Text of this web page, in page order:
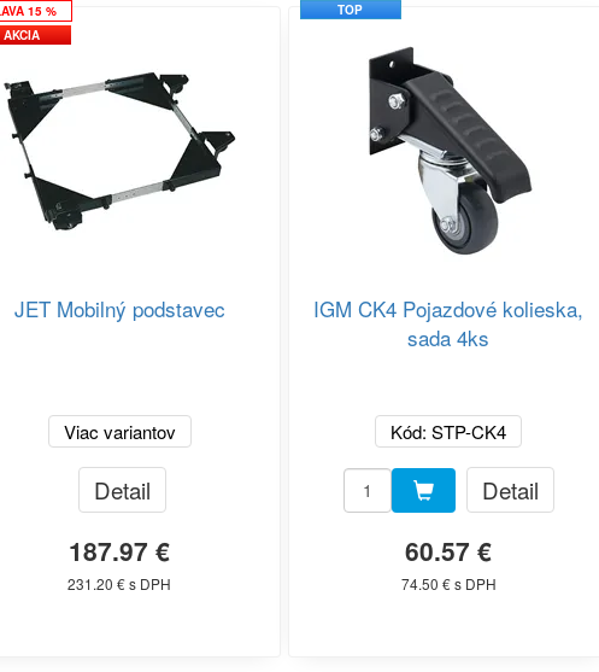
15 %
AKCIA
JET Mobilný podstavec
Viac variantov
Detail
187.97 €
231.20 € s DPH
TOP
IGM CK4 Pojazdové kolieska,
sada 4ks
Kód: STP-CK4
Detail
60.57 €
74.50 € s DPH